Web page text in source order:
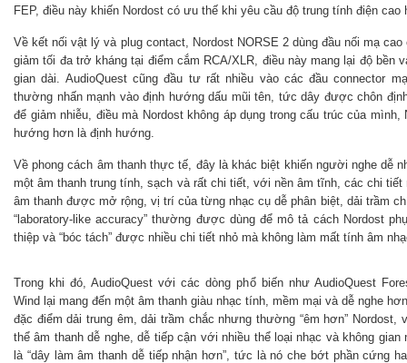
FEP, điều này khiến Nordost có ưu thế khi yêu cầu độ trung tính điện cao
Về kết nối vật lý và plug contact, Nordost NORSE 2 dùng đầu nối mạ
giảm tối đa trở kháng tại điểm cắm RCA/XLR, điều này mang lại độ bền
gian dài. AudioQuest cũng đầu tư rất nhiều vào các đầu connector
thường nhấn mạnh vào định hướng dấu mũi tên, tức dây được chôn
để giảm nhiễu, điều mà Nordost không áp dụng trong cấu trúc của
hướng hơn là định hướng.
Về phong cách âm thanh thực tế, đây là khác biệt khiến người nghe dễ
một âm thanh trung tính, sạch và rất chi tiết, với nền âm tĩnh, các chi
âm thanh được mở rộng, vị trí của từng nhạc cụ dễ phân biệt, dải trầm
“laboratory-like accuracy” thường được dùng để mô tả cách Nordost
thiệp và “bóc tách” được nhiều chi tiết nhỏ mà không làm mất tính âm
Trong khi đó, AudioQuest với các dòng phổ biến như AudioQuest
Wind lại mang đến một âm thanh giàu nhạc tính, mềm mại và dễ nghe
đặc điểm dải trung êm, dải trầm chắc nhưng thường “êm hơn”
thể âm thanh dễ nghe, dễ tiếp cận với nhiều thể loại nhạc và không
là “dây làm âm thanh dễ tiếp nhận hơn”, tức là nó che bớt phần cứng